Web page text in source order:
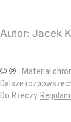
Autor: Jacek
© ℗ Materiał
Dalsze
Do Rzeczy.